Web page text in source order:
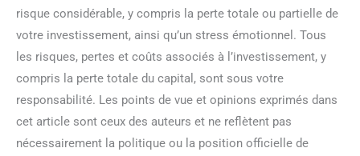
risque considérable, y compris la perte totale ou partielle de
votre investissement, ainsi qu’un stress émotionnel. Tous
les risques, pertes et coûts associés à l’investissement, y
compris la perte totale du capital, sont sous votre
responsabilité. Les points de vue et opinions exprimés dans
cet article sont ceux des auteurs et ne reflètent pas
nécessairement la politique ou la position officielle de